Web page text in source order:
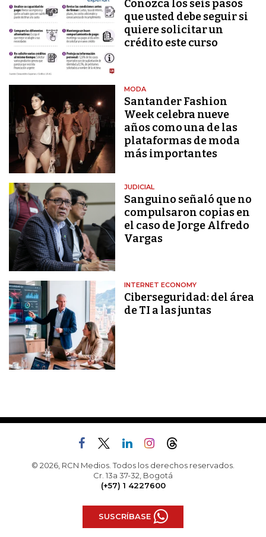
Conozca los seis pasos
que usted debe seguir si
quiere solicitar un
crédito este curso
MODA
Santander Fashion
Week celebra nueve
años como una de las
plataformas de moda
más importantes
JUDICIAL
Sanguino señaló que no
compulsaron copias en
el caso de Jorge Alfredo
Vargas
INTERNET ECONOMY
Ciberseguridad: del área
de TI a las juntas
© 2026, RCN Medios. Todos los derechos reservados.
Cr. 13a 37-32, Bogotá
(+57) 1 4227600
SUSCRÍBASE